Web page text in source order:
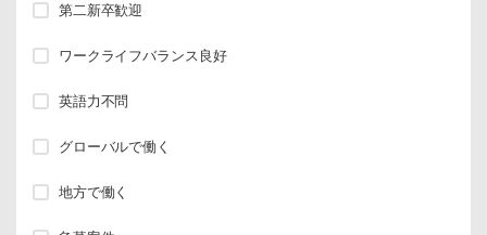
第二新卒歓迎
ワークライフバランス良好
英語力不問
グローバルで働く
地方で働く